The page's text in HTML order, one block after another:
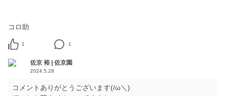
コロ助
1 1
佐京 裕 | 佐京園
2024.5.28
コメントありがとうございます(/ω＼)